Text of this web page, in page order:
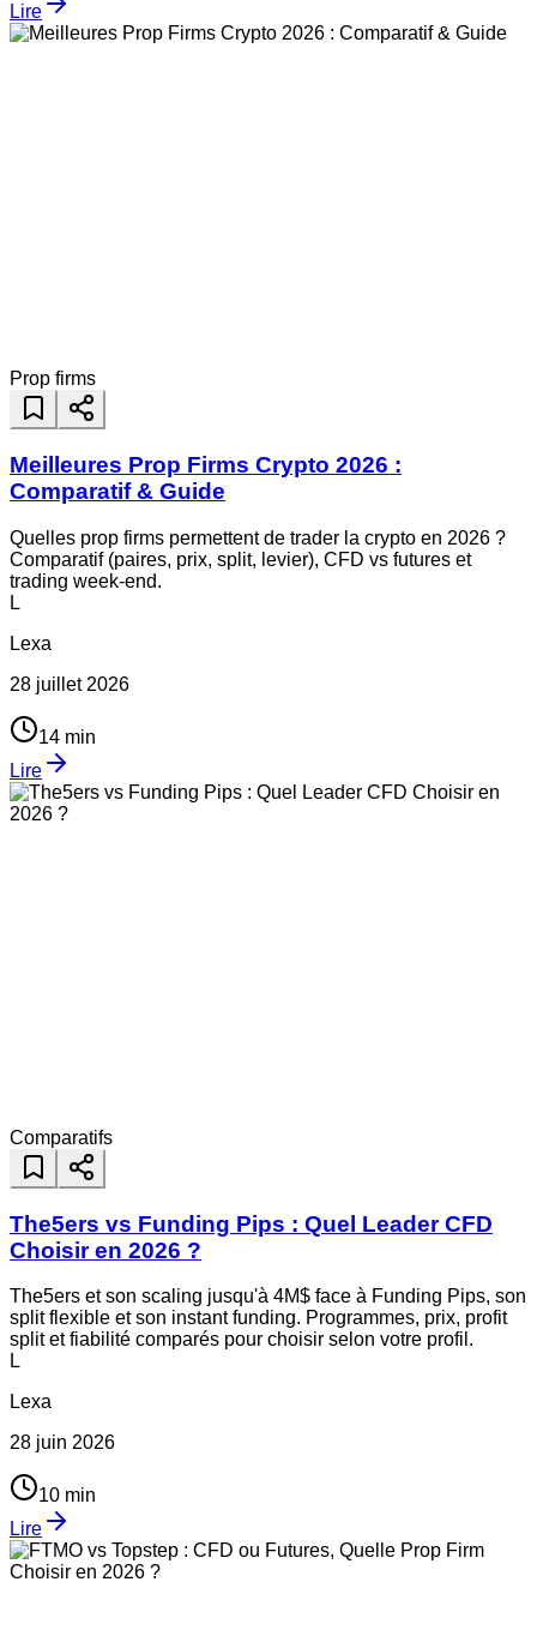
Lire
Prop firms
Meilleures Prop Firms Crypto 2026 :
Comparatif & Guide
Quelles prop firms permettent de trader la crypto en 2026 ?
Comparatif (paires, prix, split, levier), CFD vs futures et
trading week-end.
L
Lexa
28 juillet 2026
14 min
Lire
Comparatifs
The5ers vs Funding Pips : Quel Leader CFD
Choisir en 2026 ?
The5ers et son scaling jusqu'à 4M$ face à Funding Pips, son
split flexible et son instant funding. Programmes, prix, profit
split et fiabilité comparés pour choisir selon votre profil.
L
Lexa
28 juin 2026
10 min
Lire